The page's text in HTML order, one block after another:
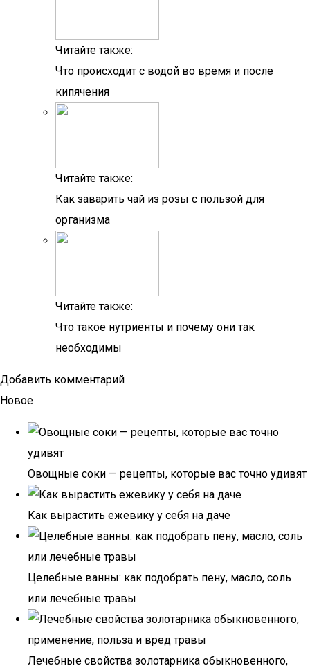
Читайте также:
Что происходит с водой во время и после
кипячения
Читайте также:
Как заварить чай из розы с пользой для
организма
Читайте также:
Что такое нутриенты и почему они так
необходимы
Добавить комментарий
Новое
Овощные соки — рецепты, которые вас точно удивят
Как вырастить ежевику у себя на даче
Целебные ванны: как подобрать пену, масло, соль
или лечебные травы
Лечебные свойства золотарника обыкновенного,